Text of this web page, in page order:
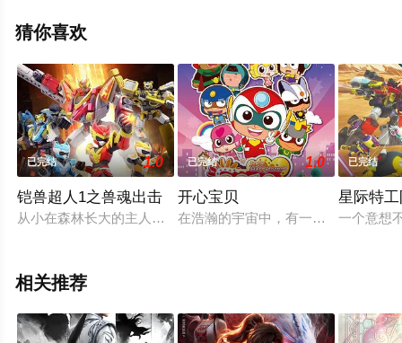
猜你喜欢
已完结 1.0
铠兽超人1之兽魂出击
从小在森林长大的主人公阿呜，在回归城市生活后，因为难以
已完结 1.0
开心宝贝
在浩瀚的宇宙中，有一个人类、机器
已完结
星际特
一个意想
相关推荐